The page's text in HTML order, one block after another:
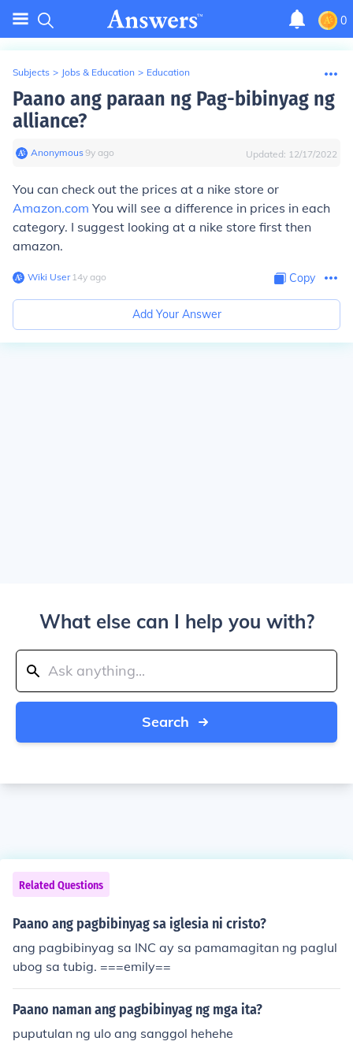
0
Subjects > Jobs & Education > Education
Paano ang paraan ng Pag-bibinyag ng
alliance?
Anonymous∙9y ago Updated: 12/17/2022
You can check out the prices at a nike store or
Amazon.com You will see a difference in prices in each
category. I suggest looking at a nike store first then
amazon.
Wiki User∙14y ago Copy
Add Your Answer
What else can I help you with?
Search
Related Questions
Paano ang pagbibinyag sa iglesia ni cristo?
ang pagbibinyag sa INC ay sa pamamagitan ng paglul
ubog sa tubig. ===emily==
Paano naman ang pagbibinyag ng mga ita?
puputulan ng ulo ang sanggol hehehe